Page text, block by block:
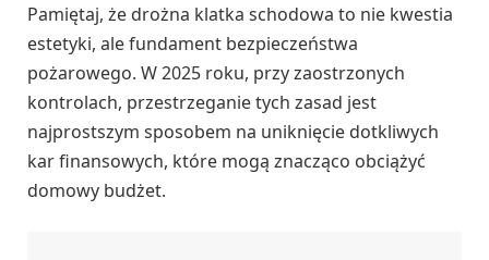
Pamiętaj, że drożna klatka schodowa to nie kwestia
estetyki, ale fundament bezpieczeństwa
pożarowego. W 2025 roku, przy zaostrzonych
kontrolach, przestrzeganie tych zasad jest
najprostszym sposobem na uniknięcie dotkliwych
kar finansowych, które mogą znacząco obciążyć
domowy budżet.